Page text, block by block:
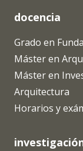
docencia
Grado en
Máster en
Máster en
Arquitectura
Horarios y